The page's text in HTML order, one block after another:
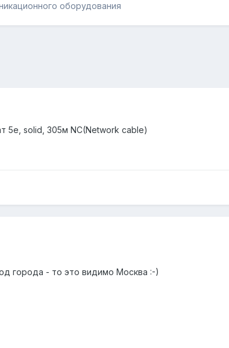
оборудования
5е, solid, 305м NC(Network cable)
города - то это видимо Москва :-)